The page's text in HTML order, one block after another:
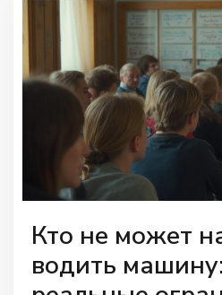
Кто не может
водить